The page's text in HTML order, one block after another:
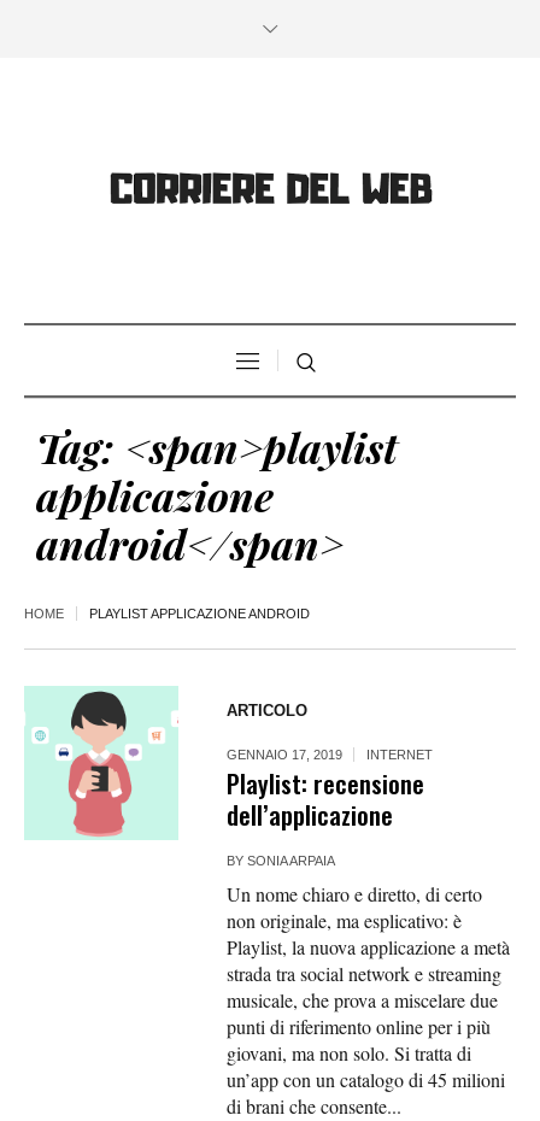
Tag: <span>playlist
applicazione
android</span>
HOME PLAYLIST APPLICAZIONE ANDROID
ARTICOLO
GENNAIO 17, 2019 INTERNET
Playlist: recensione
dell’applicazione
BYSONIA ARPAIA
Un nome chiaro e diretto, di certo
non originale, ma esplicativo: è
Playlist, la nuova applicazione a metà
strada tra social network e streaming
musicale, che prova a miscelare due
punti di riferimento online per i più
giovani, ma non solo. Si tratta di
un’app con un catalogo di 45 milioni
di brani che consente...